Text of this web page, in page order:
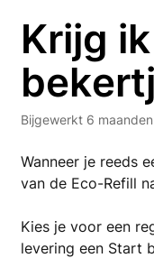
Krijg
Bijgewerkt 6
Wanneer je reeds
van de Eco-Refill
Kies je voor een
levering een Start